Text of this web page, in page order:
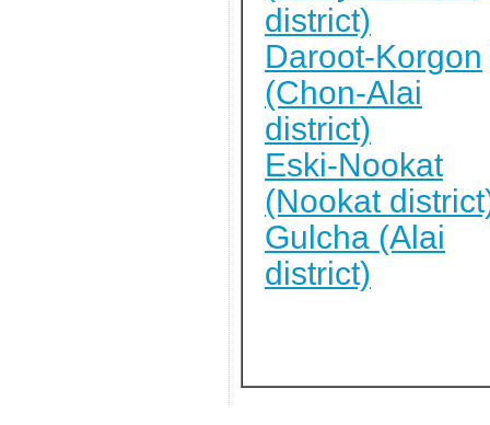
district)
Daroot-Korgon
(Chon-Alai
district)
Eski-Nookat
(Nookat
Gulcha (Alai
district)